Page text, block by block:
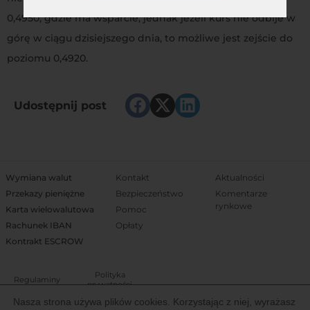
0,4950, gdzie ma wsparcie, jednak jeżeli kurs nie odbije w
górę w ciągu dzisiejszego dnia, to możliwe jest zejście do
poziomu 0,4920.
Udostępnij post
Wymiana walut
Przekazy pieniężne
Karta wielowalutowa
Rachunek IBAN
Kontrakt ESCROW
Kontakt
Bezpieczeństwo
Pomoc
Opłaty
Aktualności
Komentarze
rynkowe
Regulaminy
Polityka
prywatności
Nasza strona używa plików cookies. Korzystając z niej, wyrażasz